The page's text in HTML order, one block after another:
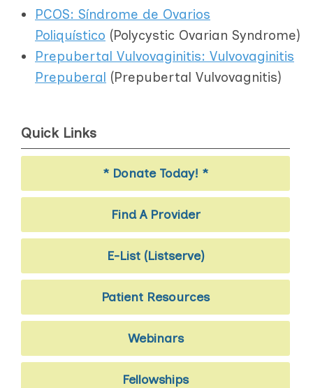
PCOS: Síndrome de Ovarios
Poliquístico (Polycystic Ovarian Syndrome)
Prepubertal Vulvovaginitis: Vulvovaginitis
Prepuberal (Prepubertal Vulvovagnitis)
Quick Links
* Donate Today! *
Find A Provider
E-List (Listserve)
Patient Resources
Webinars
Fellowships